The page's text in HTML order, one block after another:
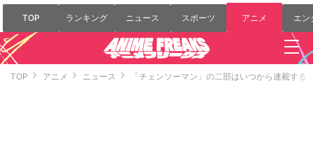
TOP ランキング ニュース スポーツ アニメ エン
TOP アニメ ニュース 「チェンソーマン」の二部はいつから連載する